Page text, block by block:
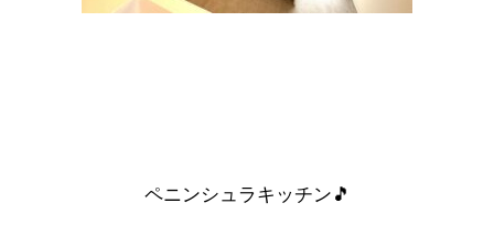
ペニンシュラキッチン🎵